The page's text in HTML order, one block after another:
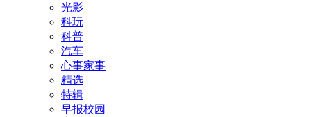
光影
科玩
科普
汽车
心事家事
精选
特辑
早报校园